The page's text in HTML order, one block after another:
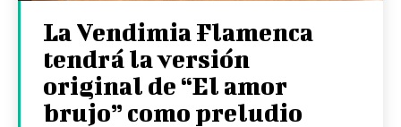
La Vendimia Flamenca
tendrá la versión
original de “El amor
brujo” como preludio